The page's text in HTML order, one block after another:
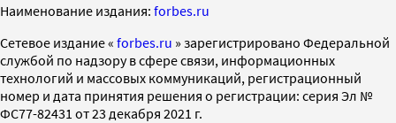
Наименование издания: forbes.ru
Cетевое издание « forbes.ru » зарегистрировано Федеральной
службой по надзору в сфере связи, информационных
технологий и массовых коммуникаций, регистрационный
номер и дата принятия решения о регистрации: серия Эл №
ФС77-82431 от 23 декабря 2021 г.